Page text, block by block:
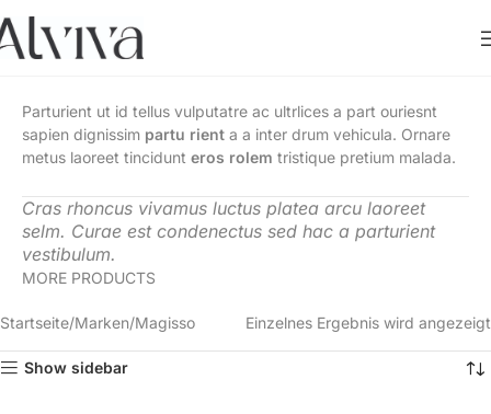
Parturient ut id tellus vulputatre ac ultrlices a part ouriesnt
sapien dignissim partu rient a a inter drum vehicula. Ornare
metus laoreet tincidunt eros rolem tristique pretium malada.
Cras rhoncus vivamus luctus platea arcu laoreet
selm. Curae est condenectus sed hac a parturient
vestibulum.
MORE PRODUCTS
Startseite Marken Magisso Einzelnes Ergebnis wird angezeigt
Show sidebar